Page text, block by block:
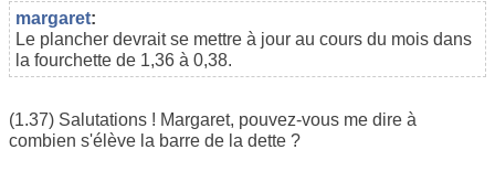
margaret:
Le plancher devrait se mettre à jour au cours du mois dans
la fourchette de 1,36 à 0,38.
(1.37) Salutations ! Margaret, pouvez-vous me dire à
combien s'élève la barre de la dette ?